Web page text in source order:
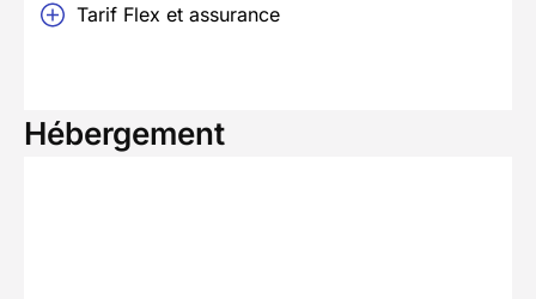
Tarif Flex et assurance
Hébergement